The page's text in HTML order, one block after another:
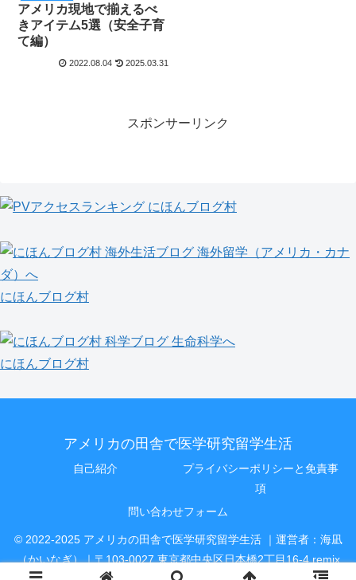
アメリカ現地で揃えるべ
きアイテム5選（安全子育
て編）
2022.08.04 2025.03.31
スポンサーリンク
にほんブログ村
にほんブログ村
アメリカの田舎で医学研究留学生活
自己紹介
プライバシーポリシーと免責事
項
問い合わせフォーム
© 2022-2025 アメリカの田舎で医学研究留学生活 ｜運営者：海凪
（かいなぎ）｜〒103-0027 東京都中央区日本橋2丁目16-4 remix